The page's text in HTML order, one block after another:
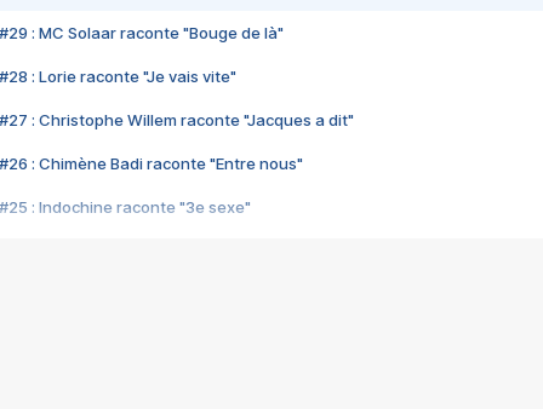
#29 : MC Solaar raconte "Bouge de là"
#28 : Lorie raconte "Je vais vite"
#27 : Christophe Willem raconte "Jacques a dit"
#26 : Chimène Badi raconte "Entre nous"
#25 : Indochine raconte "3e sexe"